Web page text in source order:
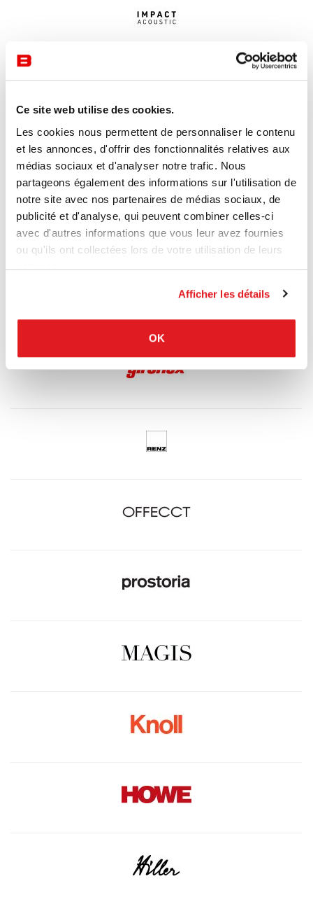
Ce site web utilise des cookies.
Les cookies nous permettent de personnaliser le contenu
et les annonces, d'offrir des fonctionnalités relatives aux
médias sociaux et d'analyser notre trafic. Nous
partageons également des informations sur l'utilisation de
notre site avec nos partenaires de médias sociaux, de
publicité et d'analyse, qui peuvent combiner celles-ci
avec d'autres informations que vous leur avez fournies
ou qu'ils ont collectées lors de votre utilisation de leurs
services.
Afficher les détails
OK